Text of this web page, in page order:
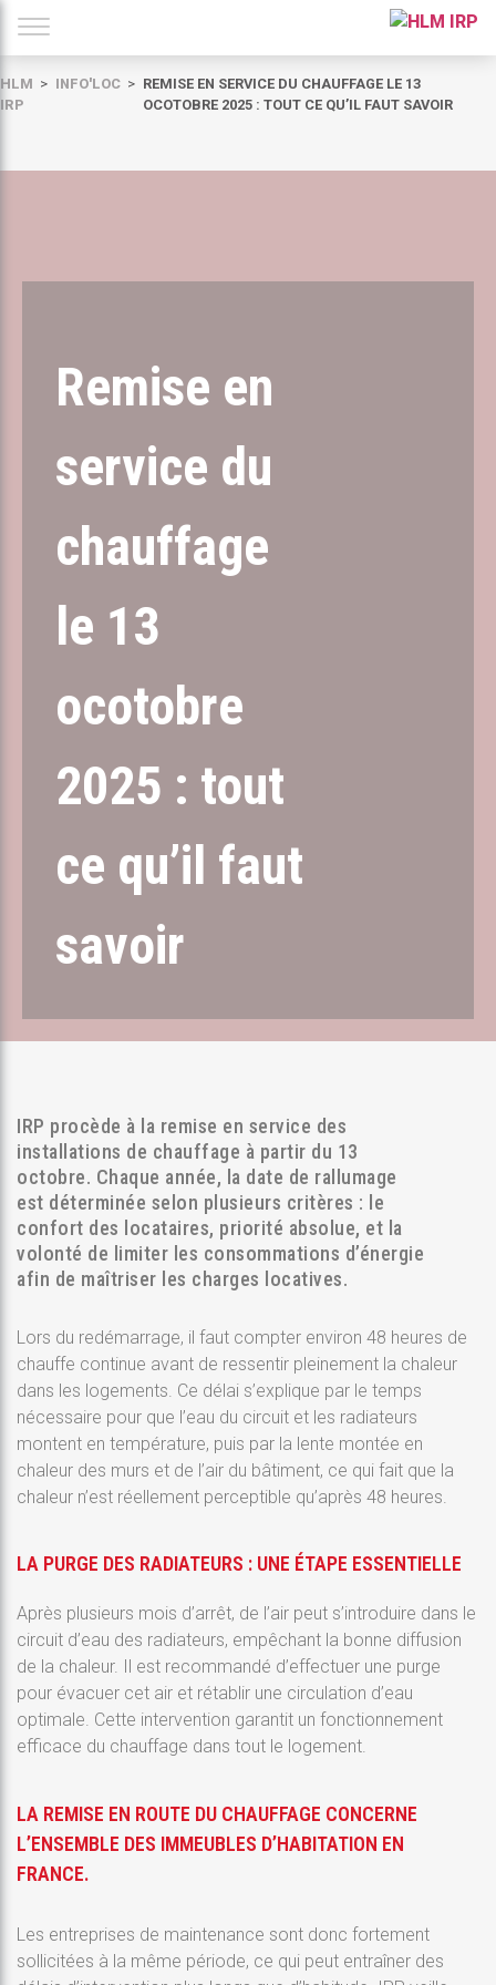
HLM
IRP
INFO'LOC
REMISE EN SERVICE DU CHAUFFAGE LE 13
OCOTOBRE 2025 : TOUT CE QU’IL FAUT SAVOIR
Remise en
service du
chauffage
le 13
ocotobre
2025 : tout
ce qu’il faut
savoir
IRP procède à la remise en service des
installations de chauffage à partir du 13
octobre. Chaque année, la date de rallumage
est déterminée selon plusieurs critères : le
confort des locataires, priorité absolue, et la
volonté de limiter les consommations d’énergie
afin de maîtriser les charges locatives.
Lors du redémarrage, il faut compter environ 48 heures de
chauffe continue avant de ressentir pleinement la chaleur
dans les logements. Ce délai s’explique par le temps
nécessaire pour que l’eau du circuit et les radiateurs
montent en température, puis par la lente montée en
chaleur des murs et de l’air du bâtiment, ce qui fait que la
chaleur n’est réellement perceptible qu’après 48 heures.
LA PURGE DES RADIATEURS : UNE ÉTAPE ESSENTIELLE
Après plusieurs mois d’arrêt, de l’air peut s’introduire dans le
circuit d’eau des radiateurs, empêchant la bonne diffusion
de la chaleur. Il est recommandé d’effectuer une purge
pour évacuer cet air et rétablir une circulation d’eau
optimale. Cette intervention garantit un fonctionnement
efficace du chauffage dans tout le logement.
LA REMISE EN ROUTE DU CHAUFFAGE CONCERNE
L’ENSEMBLE DES IMMEUBLES D’HABITATION EN
FRANCE.
Les entreprises de maintenance sont donc fortement
sollicitées à la même période, ce qui peut entraîner des